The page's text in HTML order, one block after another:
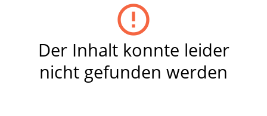
error_outline
Der Inhalt konnte leider
nicht gefunden werden